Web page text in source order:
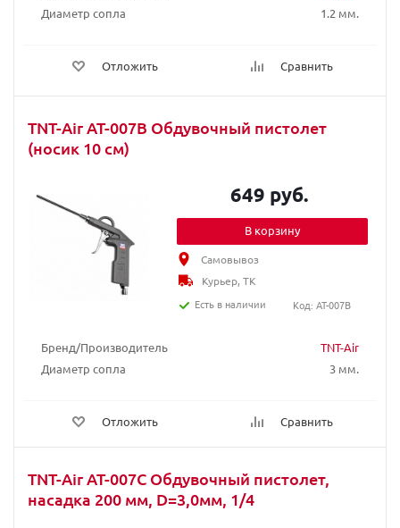
Диаметр сопла
1.2 мм.
Отложить Сравнить
TNT-Air AT-007B Обдувочный пистолет
(носик 10 см)
Бренд/Производитель
TNT-Air
Диаметр сопла
3 мм.
Отложить Сравнить
649 руб.
В корзину
Самовывоз
Курьер, ТК
Есть в наличии
Код: AT-007B
TNT-Air AT-007C Обдувочный пистолет,
насадка 200 мм, D=3,0мм, 1/4